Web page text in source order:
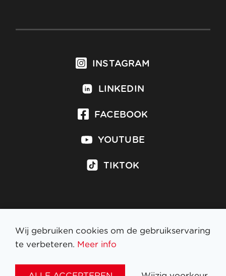
INSTAGRAM
LINKEDIN
FACEBOOK
YOUTUBE
TIKTOK
Inschrijven op nieuwsbrief
Wij gebruiken cookies om de gebruikservaring
te verbeteren. Meer info